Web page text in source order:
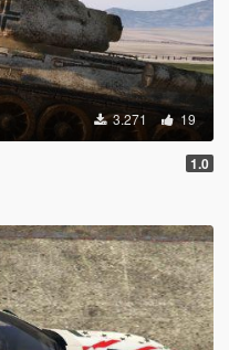
3.271 19
1.0